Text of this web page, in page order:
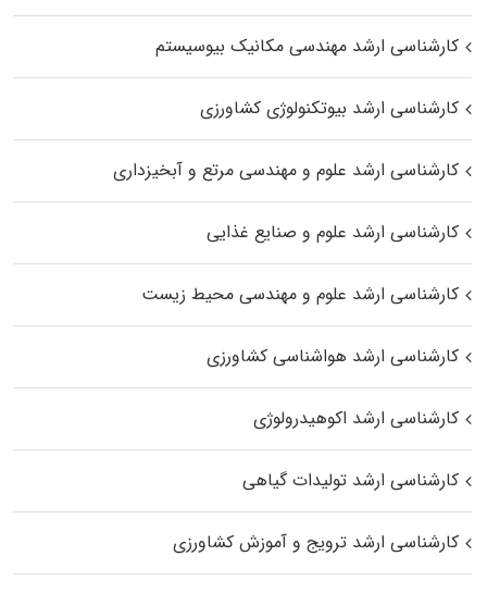
کارشناسی ارشد مهندسی مکانیک بیوسیستم
کارشناسی ارشد بیوتکنولوژی کشاورزی
کارشناسی ارشد علوم و مهندسی مرتع و آبخیزداری
کارشناسی ارشد علوم و صنایع غذایی
کارشناسی ارشد علوم و مهندسی محیط زیست
کارشناسی ارشد هواشناسی کشاورزی
کارشناسی ارشد اکوهیدرولوژی
کارشناسی ارشد تولیدات گیاهی
کارشناسی ارشد ترویج و آموزش کشاورزی